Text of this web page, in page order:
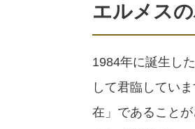
エルメス
1984年に誕生し
して君臨してい
在」であること